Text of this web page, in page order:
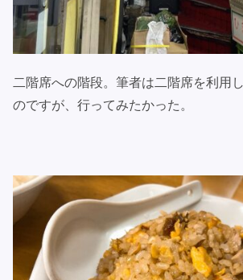
二階席への階段。筆者は二階席を利用
のですが、行ってみたかった。